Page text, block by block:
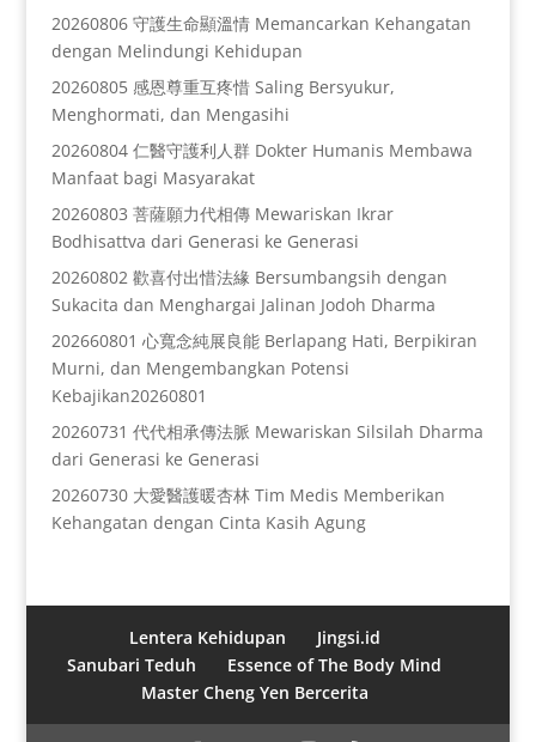
20260806 守護生命顯溫情 Memancarkan Kehangatan
dengan Melindungi Kehidupan
20260805 感恩尊重互疼惜 Saling Bersyukur,
Menghormati, dan Mengasihi
20260804 仁醫守護利人群 Dokter Humanis Membawa
Manfaat bagi Masyarakat
20260803 菩薩願力代相傳 Mewariskan Ikrar
Bodhisattva dari Generasi ke Generasi
20260802 歡喜付出惜法緣 Bersumbangsih dengan
Sukacita dan Menghargai Jalinan Jodoh Dharma
202660801 心寬念純展良能 Berlapang Hati, Berpikiran
Murni, dan Mengembangkan Potensi
Kebajikan20260801
20260731 代代相承傳法脈 Mewariskan Silsilah Dharma
dari Generasi ke Generasi
20260730 大愛醫護暖杏林 Tim Medis Memberikan
Kehangatan dengan Cinta Kasih Agung
Lentera Kehidupan
Jingsi.id
Sanubari Teduh
Essence of The Body Mind
Master Cheng Yen Bercerita